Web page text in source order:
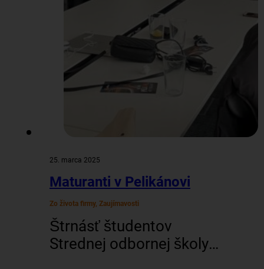
25. marca 2025
Maturanti v Pelikánovi
Zo života firmy, Zaujímavosti
Štrnásť študentov
Strednej odbornej školy